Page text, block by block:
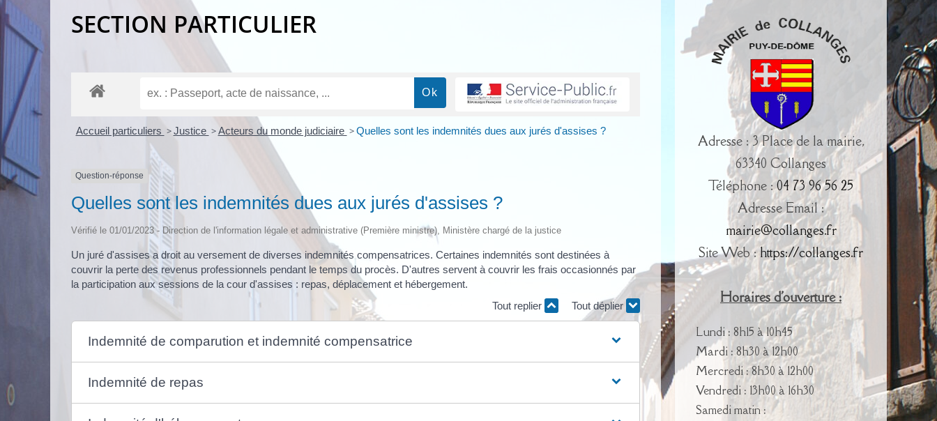
SECTION PARTICULIER
Accueil particuliers > Justice > Acteurs du monde judiciaire > Quelles sont les indemnités dues aux jurés d'assises ?
Question-réponse
Quelles sont les indemnités dues aux jurés d'assises ?
Vérifié le 01/01/2023 - Direction de l'information légale et administrative (Première ministre), Ministère chargé de la justice
Un juré d'assises a droit au versement de diverses indemnités compensatrices. Certaines indemnités sont destinées à
couvrir la perte des revenus professionnels pendant le temps du procès. D'autres servent à couvrir les frais occasionnés par
la participation aux sessions de la cour d'assises : repas, déplacement et hébergement.
Tout replier
Tout déplier
Indemnité de comparution et indemnité compensatrice
Indemnité de repas
Adresse : 3 Place de la mairie,
63340 Collanges
Téléphone :04 73 96 56 25
Adresse Email :
mairie@collanges.fr
Site Web :https://collanges.fr
Horaires d'ouverture :
Lundi : 8h15 à 10h45
Mardi : 8h30 à 12h00
Mercredi : 8h30 à 12h00
Vendredi : 13h00 à 16h30
Samedi matin :